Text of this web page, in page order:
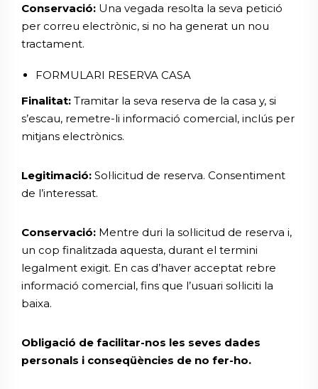
Conservació: Una vegada resolta la seva petició
per correu electrònic, si no ha generat un nou
tractament.
FORMULARI RESERVA CASA
Finalitat: Tramitar la seva reserva de la casa y, si
s’escau, remetre-li informació comercial, inclús per
mitjans electrònics.
Legitimació: Sol·licitud de reserva. Consentiment
de l’interessat.
Conservació: Mentre duri la sol·licitud de reserva i,
un cop finalitzada aquesta, durant el termini
legalment exigit. En cas d’haver acceptat rebre
informació comercial, fins que l’usuari sol·liciti la
baixa.
Obligació de facilitar-nos les seves dades
personals i conseqüències de no fer-ho.